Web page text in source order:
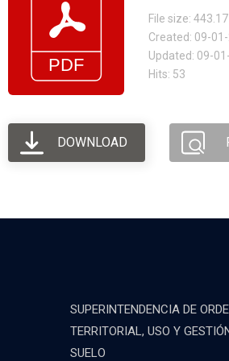
File size: 443.17
Created: 09-
Updated: 09-
Hits: 53
DOWNLOAD
SUPERINTENDENCIA DE
TERRITORIAL, USO Y
SUELO